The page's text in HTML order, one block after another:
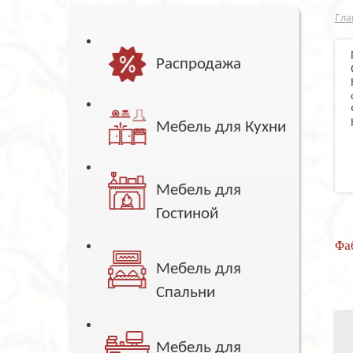
Распродажа
Мебель для Кухни
Мебель для
Гостиной
Мебель для
Спальни
Мебель для